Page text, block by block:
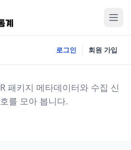
로그인 회원 가입
R 패키지 메타데이터와 수집 신
호를 모아 봅니다.